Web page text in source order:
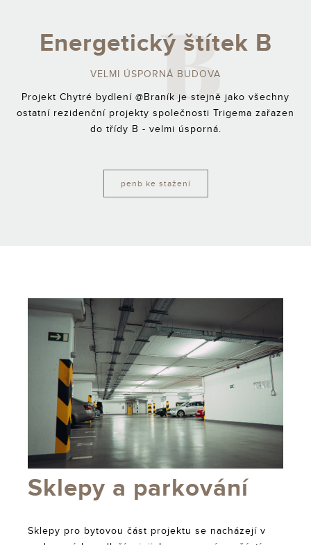
B
Energetický štítek B
VELMI ÚSPORNÁ BUDOVA
Projekt Chytré bydlení @Braník je stejně jako všechny
ostatní rezidenční projekty společnosti Trigema zařazen
do třídy B - velmi úsporná.
penb ke stažení
Sklepy a parkování
Sklepy pro bytovou část projektu se nacházejí v